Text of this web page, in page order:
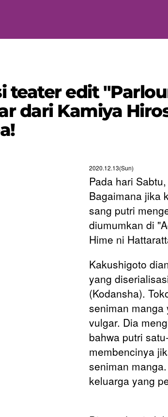
teater edit
dari Kamiya
2020.12.13(Sun)
Pada hari
Bagaimana jika
sang putri
diumumkan di
Hime ni
Kakushigoto
yang
(Kodansha).
seniman manga
vulgar. Dia
bahwa putri
membencinya
seniman
keluarga yang